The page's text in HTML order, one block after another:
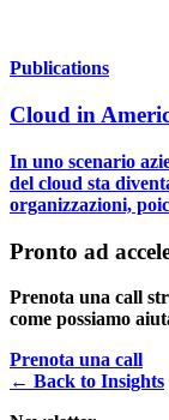
Publications
Cloud in
In uno scenario
del cloud sta
organizzazioni,
Pronto ad
Prenota una call
come possiamo
Prenota una call
← Back to Insights